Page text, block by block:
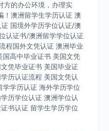
方的办公环境，办理实
！澳洲留学生学历认证 澳
国境外学历学位认证/澳
认证书/澳洲留学学位认证
程国外文凭认证 澳洲毕业
高中毕业证书 美国文凭
凭毕业证书 美国毕业证
历认证流程 美国文凭认
学历认证 海外学历学位
历学位认证 澳洲学位认
书认证 留学生学历学位